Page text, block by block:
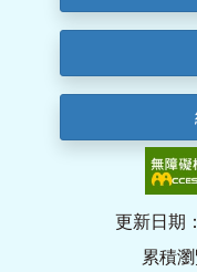
更新日期
累積